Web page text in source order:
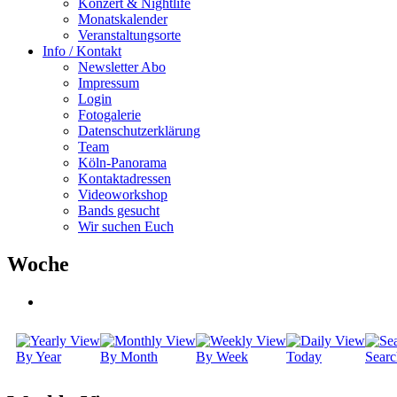
Konzert & Nightlife
Monatskalender
Veranstaltungsorte
Info / Kontakt
Newsletter Abo
Impressum
Login
Fotogalerie
Datenschutzerklärung
Team
Köln-Panorama
Kontaktadressen
Videoworkshop
Bands gesucht
Wir suchen Euch
Woche
By Year By Month By Week Today